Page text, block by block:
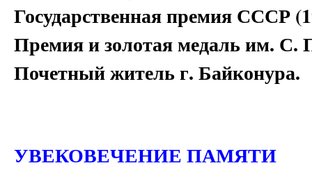
Государственная премия СССР
Премия и золотая медаль им.
Почетный житель г. Байконура.
УВЕКОВЕЧЕНИЕ ПАМЯТИ